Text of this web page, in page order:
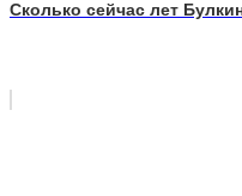
Сколько сейчас лет